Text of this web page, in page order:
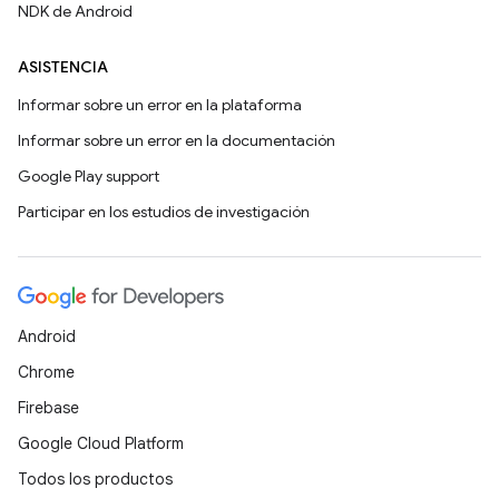
NDK de Android
ASISTENCIA
Informar sobre un error en la plataforma
Informar sobre un error en la documentación
Google Play support
Participar en los estudios de investigación
Android
Chrome
Firebase
Google Cloud Platform
Todos los productos